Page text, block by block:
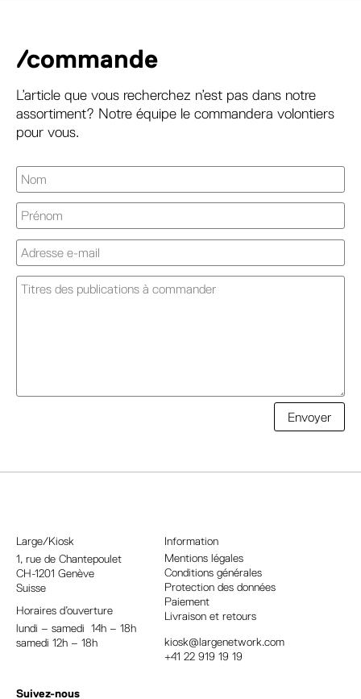
/commande
L’article que vous recherchez n’est pas dans notre
assortiment? Notre équipe le commandera volontiers
pour vous.
Envoyer
e
Large/Kiosk
1, rue de Chantepoulet
CH-1201 Genève
Suisse
Horaires d’ouverture
lundi – samedi 14h – 18h
samedi 12h – 18h
Information
Mentions légales
Conditions générales
Protection des données
Paiement
Livraison et retours
kiosk@largenetwork.com
+41 22 919 19 19
Suivez-nous